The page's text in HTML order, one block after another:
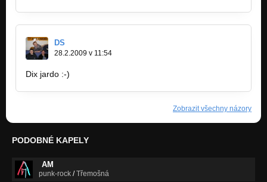
DS
28.2.2009 v 11:54
Dix jardo :-)
Zobrazit všechny názory
PODOBNÉ KAPELY
AM
punk-rock /Třemošná